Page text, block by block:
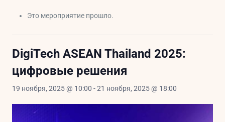
Это мероприятие прошло.
DigiTech ASEAN Thailand 2025:
цифровые решения
19 ноября, 2025 @ 10:00 -21 ноября, 2025 @ 18:00